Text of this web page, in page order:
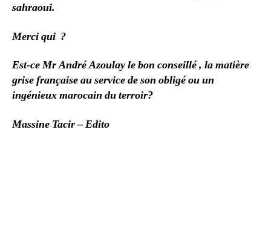
sahraoui.
Merci qui ?
Est-ce Mr André Azoulay le bon conseillé , la matière
grise française au service de son obligé ou un
ingénieux marocain du terroir?
Massine Tacir – Edito